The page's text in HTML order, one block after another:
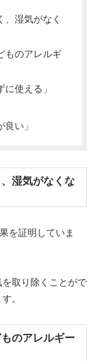
、湿気がなく
ものアレルギ
に使える」
い」
湿気がなくな
を証明していま
取り除くことがで
。
のアレルギー